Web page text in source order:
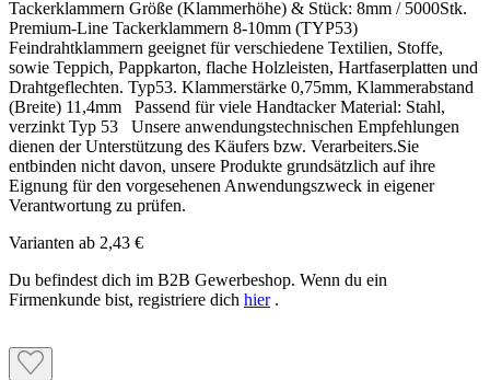
Tackerklammern Größe (Klammerhöhe) & Stück: 8mm / 5000Stk.
Premium-Line Tackerklammern 8-10mm (TYP53)
Feindrahtklammern geeignet für verschiedene Textilien, Stoffe,
sowie Teppich, Pappkarton, flache Holzleisten, Hartfaserplatten und
Drahtgeflechten. Typ53. Klammerstärke 0,75mm, Klammerabstand
(Breite) 11,4mm Passend für viele Handtacker Material: Stahl,
verzinkt Typ 53 Unsere anwendungstechnischen Empfehlungen
dienen der Unterstützung des Käufers bzw. Verarbeiters.Sie
entbinden nicht davon, unsere Produkte grundsätzlich auf ihre
Eignung für den vorgesehenen Anwendungszweck in eigener
Verantwortung zu prüfen.
Varianten ab 2,43 €
Du befindest dich im B2B Gewerbeshop. Wenn du ein
Firmenkunde bist, registriere dich hier.